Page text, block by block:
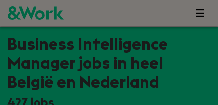
Business Intelligence
Manager jobs in heel
België en Nederland